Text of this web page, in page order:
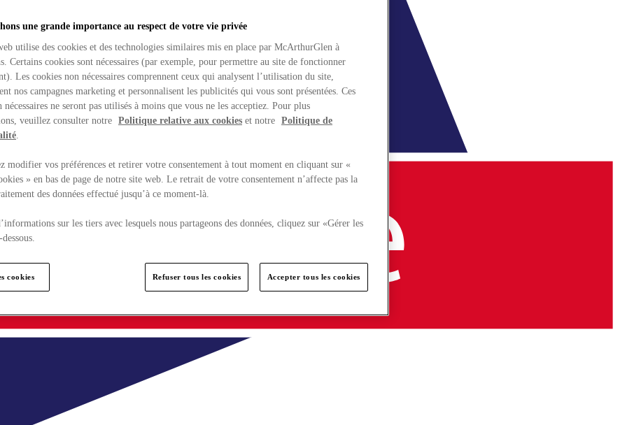
une grande importance au respect de votre vie privée
utilise des cookies et des technologies similaires mis en place par McArthurGlen à
Certains cookies sont nécessaires (par exemple, pour permettre au site de fonctionner
Les cookies non nécessaires comprennent ceux qui analysent l’utilisation du site,
nos campagnes marketing et personnalisent les publicités qui vous sont présentées. Ces
nécessaires ne seront pas utilisés à moins que vous ne les acceptiez. Pour plus
veuillez consulter notre Politique relative aux cookies et notre Politique de
.
modifier vos préférences et retirer votre consentement à tout moment en cliquant sur «
» en bas de page de notre site web. Le retrait de votre consentement n’affecte pas la
des données effectué jusqu’à ce moment-là.
sur les tiers avec lesquels nous partageons des données, cliquez sur «Gérer les
cookies Refuser tous les cookies Accepter tous les cookies